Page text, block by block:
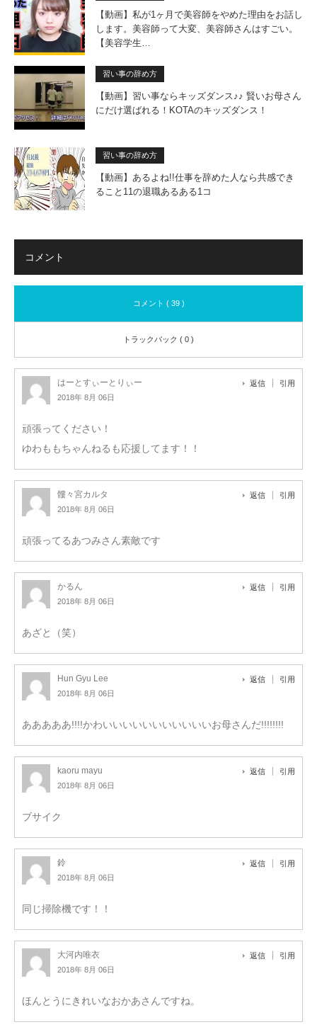
【動画】私が1ヶ月で美容師をやめた理由をお話し
します。美容師って大変、美容師さんはすごい。
【美容学生…
習い事の辞め方
【動画】習い事ならキッズダンス♪♪ 賢いお母さん
にだけ選ばれる！KOTAのキッズダンス！
習い事の辞め方
【動画】あるよね!!仕事を辞めた人なら共感でき
ること11の退職あるある1コ
コメント
コメント ( 39 )
トラックバック ( 0 )
はーとすぃーとりぃー
2018年 8月 06日
返信 引用
頑張ってください！
ゆわももちゃんねるも応援してます！！
髏々宮カルタ
2018年 8月 06日
返信 引用
頑張ってるあつみさん素敵です
かるん
2018年 8月 06日
返信 引用
あざと（笑）
Hun Gyu Lee
2018年 8月 06日
返信 引用
あああああ!!!!かわいいいいいいいいいいいお母さんだ!!!!!!!!
kaoru mayu
2018年 8月 06日
返信 引用
ブサイク
鈴
2018年 8月 06日
返信 引用
同じ掃除機です！！
大河内唯衣
2018年 8月 06日
返信 引用
ほんとうにきれいなおかあさんですね。